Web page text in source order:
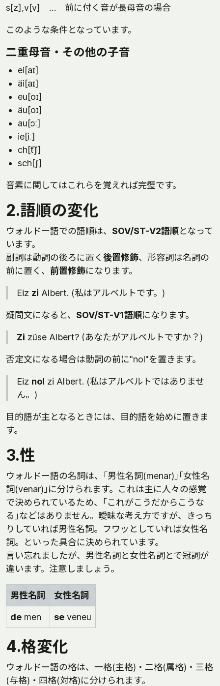
s[z],v[v] … 前に付く音が長母音の場合
このような条件となっています。
二重母音・その他の子音
ei[aɪ]
äi[aɪ]
eu[oɪ]
äu[oɪ]
au[ɔː]
ie[iː]
ch[t͡ʃ]
sch[ʃ]
音素に関してはこれらを覚えれば完璧です。
2.語順の変化
ウォルドー語での語順は、 SOV/ST-V2語順となって
います。
副詞は動詞の後ろに置く 後置修飾、形容詞は名詞の
前に置く、 前置修飾になります。
Eiz zi Albert. (私はアルベルトです。)
疑問文になると、 SOV/ST-V1語順になります。
Zi züse Albert? (あなたがアルベルトですか？)
否定文になる場合は動詞の前に"nol"を置きます。
Eiz nol zi Albert. (私はアルベルトではありませ
ん。)
目的語が主となるときには、目的語を始めに置きま
す。
3.性
ウォルドー語の名詞は、｢男性名詞(menar)｣｢女性名
詞(venar)｣に分けられます。これは主に人々の感覚
で決められているため、｢これがこうだからこうな
る｣などはありません。曖昧な考え方ですが、きっち
りしていれば男性名詞。フワッとしていれば女性名
詞。といった具合に決められています。
言い忘れましたが、男性名詞と女性名詞とで冠詞が
違います。注意しましょう。
男性名詞 女性名詞
de men se veneu
4.格変化
ウォルドー語の格は、一格(主格)・二格(属格)・三格
(与格)・四格(対格)に分けられます。